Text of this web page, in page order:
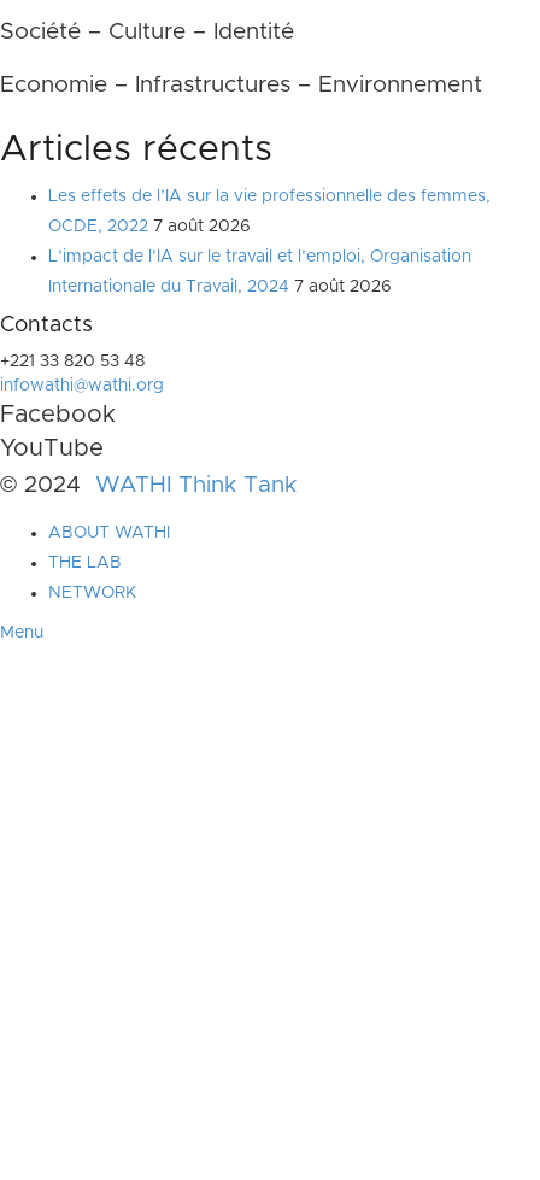
Société – Culture – Identité
Economie – Infrastructures – Environnement
Articles récents
Les effets de l’IA sur la vie professionnelle des femmes,
OCDE, 2022 7 août 2026
L’impact de l’IA sur le travail et l’emploi, Organisation
Internationale du Travail, 2024 7 août 2026
Contacts
+221 33 820 53 48
infowathi@wathi.org
Facebook
YouTube
© 2024 WATHI Think Tank
ABOUT WATHI
THE LAB
NETWORK
Menu